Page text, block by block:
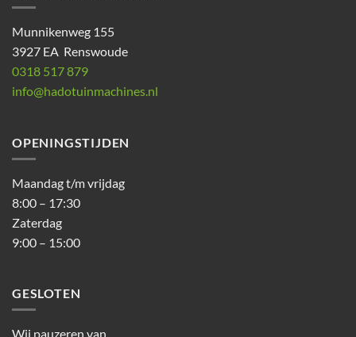
Munnikenweg 155
3927 EA Renswoude
0318 517 879
info@hadotuinmachines.nl
OPENINGSTIJDEN
Maandag t/m vrijdag
8:00 – 17:30
Zaterdag
9:00 – 15:00
GESLOTEN
Wij pauzeren van